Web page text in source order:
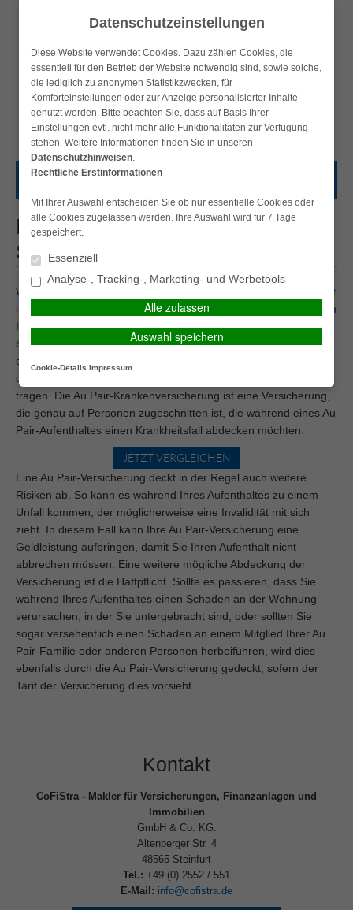
Datenschutz Impressum Anfahrt Kontakt SIMPLR-LOGIN
HAUPTMENÜ
Reisekranken für Au Pairs,
Schüler, Studenten, et al.
Wenn Sie vorhaben, in absehbarer Zeit einen Au Pair-Aufenthalt
im Ausland zu verbringen, sollten Sie diesen gut vorbereiten, um
Ihre Reise unbeschwert genießen zu können. Wenn Sie
beispielsweise während Ihres Aufenthaltes krank werden, kann
dies zu einer sehr unangenehmen Situation führen, wenn Ihnen
die notwendigen Mittel fehlen, Arzt- und Medizinkosten zu
tragen. Die Au Pair-Krankenversicherung ist eine Versicherung,
die genau auf Personen zugeschnitten ist, die während eines Au
Pair-Aufenthaltes einen Krankheitsfall abdecken möchten.
JETZT VERGLEICHEN
Eine Au Pair-Versicherung deckt in der Regel auch weitere
Risiken ab. So kann es während Ihres Aufenthaltes zu einem
Unfall kommen, der möglicherweise eine Invalidität mit sich
zieht. In diesem Fall kann Ihre Au Pair-Versicherung eine
Geldleistung aufbringen, damit Sie Ihren Aufenthalt nicht
abbrechen müssen. Eine weitere mögliche Abdeckung der
Versicherung ist die Haftpflicht. Sollte es passieren, dass Sie
während Ihres Aufenthaltes einen Schaden an der Wohnung
verursachen, in der Sie untergebracht sind, oder sollten Sie
sogar versehentlich einen Schaden an einem Mitglied Ihrer Au
Pair-Familie oder anderen Personen herbeiführen, wird dies
ebenfalls durch die Au Pair-Versicherung gedeckt, sofern der
Tarif der Versicherung dies vorsieht.
Kontakt
CoFiStra - Makler für Versicherungen, Finanzanlagen und
Immobilien
GmbH & Co. KG.
Altenberger Str. 4
48565 Steinfurt
Tel.: +49 (0) 2552 / 551
E-Mail: info@cofistra.de
Datenschutzeinstellungen
Diese Website verwendet Cookies. Dazu zählen Cookies, die
essentiell für den Betrieb der Website notwendig sind, sowie solche,
die lediglich zu anonymen Statistikzwecken, für
Komforteinstellungen oder zur Anzeige personalisierter Inhalte
genutzt werden. Bitte beachten Sie, dass auf Basis Ihrer
Einstellungen evtl. nicht mehr alle Funktionalitäten zur Verfügung
stehen. Weitere Informationen finden Sie in unseren
Datenschutzhinweisen.
Rechtliche Erstinformationen
Mit Ihrer Auswahl entscheiden Sie ob nur essentielle Cookies oder
alle Cookies zugelassen werden. Ihre Auswahl wird für 7 Tage
gespeichert.
Essenziell
Analyse-, Tracking-, Marketing- und Werbetools
Alle zulassen
Auswahl speichern
Cookie-Details Impressum